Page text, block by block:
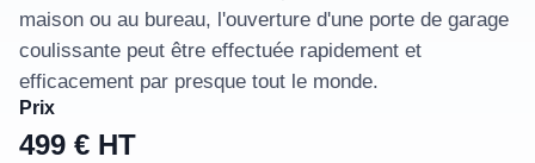
maison ou au bureau, l'ouverture d'une porte de garage
coulissante peut être effectuée rapidement et
efficacement par presque tout le monde.
Prix
499 € HT